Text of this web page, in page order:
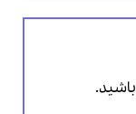
باشید.